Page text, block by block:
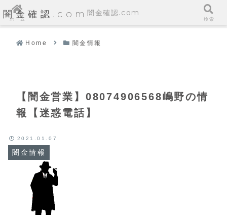
闇金確認.com
Home 闇金情報
【闇金営業】08074906568嶋野の情
報【迷惑電話】
闇金情報
2021.01.07
ホーム
闇金確認.com
検索